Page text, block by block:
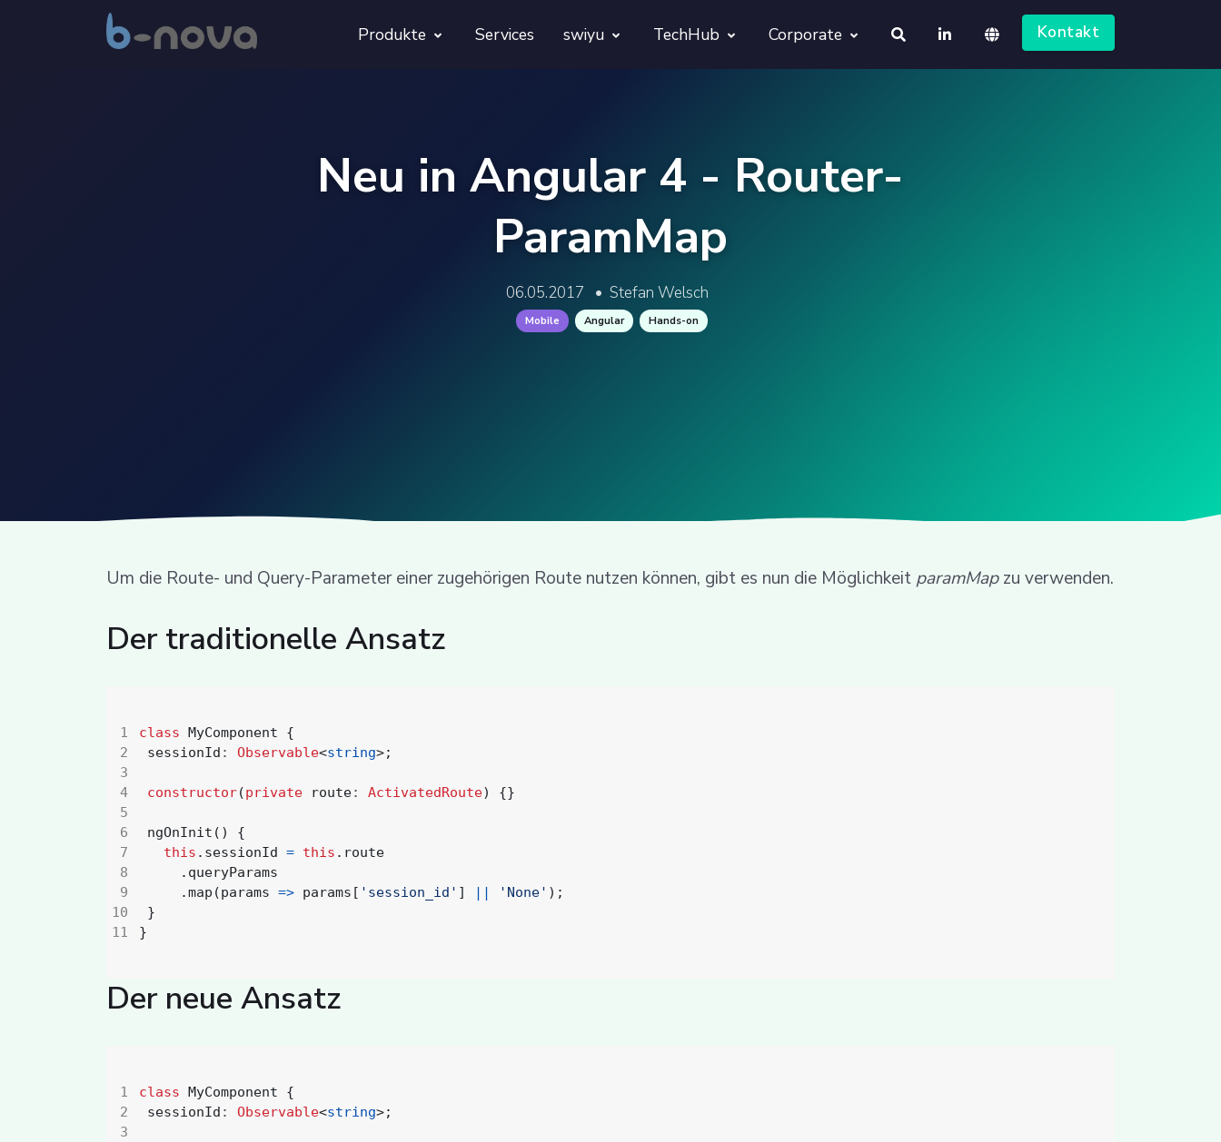
Produkte Services swiyu
Provara
Provica
TechHub Corporate Kontakt
Neu in Angular 4 - Router-
ParamMap
06.05.2017 • Stefan Welsch
Mobile Angular Hands-on
Um die Route- und Query-Parameter einer zugehörigen Route nutzen können, gibt es nun die Möglichkeit paramMapzu verwenden.
Der traditionelle Ansatz
4
class MyComponent
{
sessionId : Observable<string>;
constructor(private route: ActivatedRoute) {}
ngOnInit() {
this . sessionId = this . route
. queryParams
.map (params => params [ 'session_id' ] || 'None' );
}
}
Der neue Ansatz
class MyComponent
{
sessionId : Observable<string>;